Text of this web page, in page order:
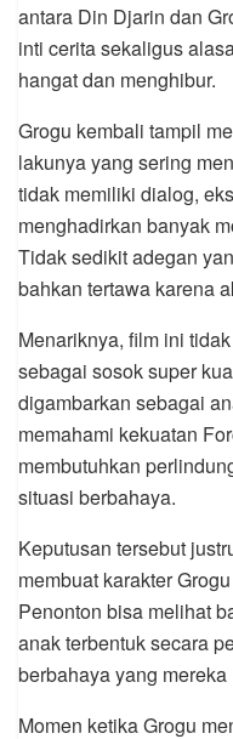
antara Din Djarin dan
inti cerita sekaligus
hangat dan menghibur.
Grogu kembali tampil
lakunya yang sering
tidak memiliki dialog,
menghadirkan banyak
Tidak sedikit adegan
bahkan tertawa karena
Menariknya, film ini
sebagai sosok super
digambarkan sebagai
memahami kekuatan
membutuhkan
situasi berbahaya.
Keputusan tersebut
membuat karakter
Penonton bisa melihat
anak terbentuk secara
berbahaya yang mereka
Momen ketika Grogu